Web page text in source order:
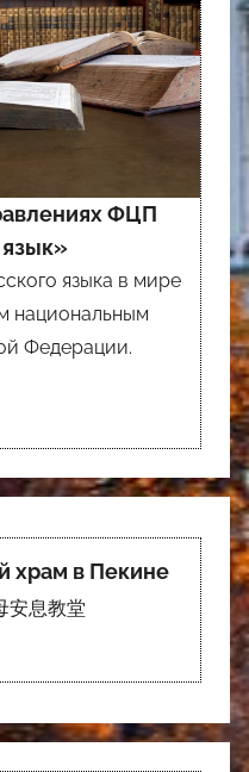
ФЦП
языка в мире
национальным
Федерации.
храм в Пекине
安息教堂